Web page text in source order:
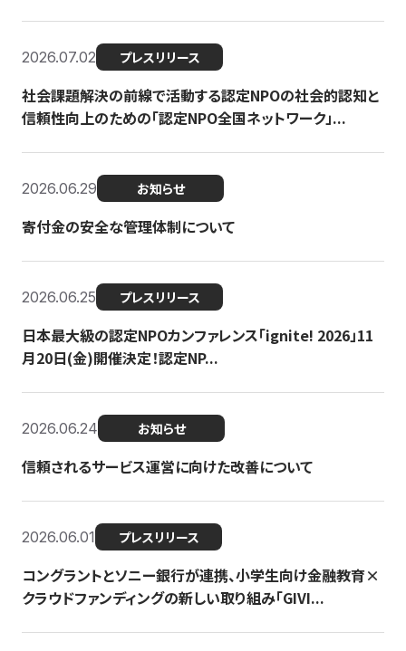
2026.07.02 プレスリリース
社会課題解決の前線で活動する認定NPOの社会的認知と
信頼性向上のための「認定NPO全国ネットワーク」...
2026.06.29 お知らせ
寄付金の安全な管理体制について
2026.06.25 プレスリリース
日本最大級の認定NPOカンファレンス「ignite! 2026」11
月20日(金)開催決定！認定NP...
2026.06.24 お知らせ
信頼されるサービス運営に向けた改善について
2026.06.01 プレスリリース
コングラントとソニー銀行が連携、小学生向け金融教育×
クラウドファンディングの新しい取り組み「GIVI...